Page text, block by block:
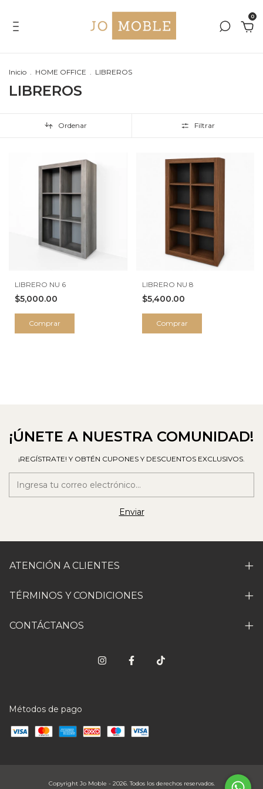
0
Inicio . HOME OFFICE . LIBREROS
LIBREROS
Ordenar Filtrar
LIBRERO NU 6
$5,000.00
Comprar
LIBRERO NU 8
$5,400.00
Comprar
¡ÚNETE A NUESTRA COMUNIDAD!
¡REGÍSTRATE! Y OBTÉN CUPONES Y DESCUENTOS EXCLUSIVOS.
ATENCIÓN A CLIENTES
TÉRMINOS Y CONDICIONES
CONTÁCTANOS
Métodos de pago
Copyright Jo Moble - 2026. Todos los derechos reservados.